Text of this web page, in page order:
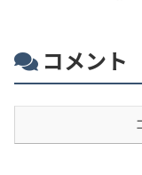
コメント